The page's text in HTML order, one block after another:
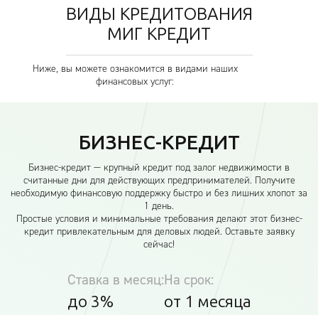
ВИДЫ КРЕДИТОВАНИЯ
МИГ КРЕДИТ
Ниже, вы можете ознакомится в видами наших
финансовых услуг:
БИЗНЕС-КРЕДИТ
Бизнес-кредит — крупный кредит под залог недвижимости в
считанные дни для действующих предпринимателей. Получите
необходимую финансовую поддержку быстро и без лишних хлопот за
1 день.
Простые условия и минимальные требования делают этот бизнес-
кредит привлекательным для деловых людей. Оставьте заявку
сейчас!
Ставка в месяц:
до 3%
На срок:
от 1 месяца